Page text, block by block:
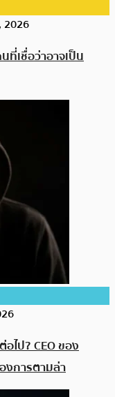
ที่เชื่อว่าอาจเป็น
ไป? CEO ของ
งการตามล่า